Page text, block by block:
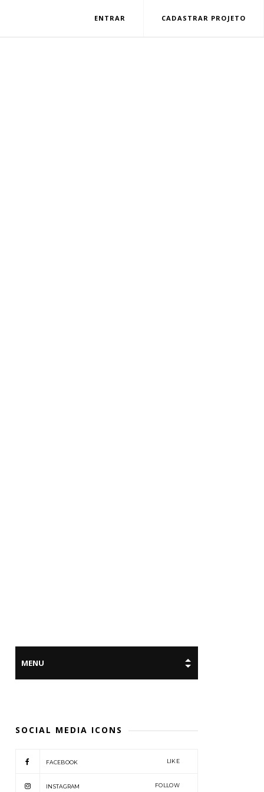
ENTRAR CADASTRAR PROJETO
SOCIAL MEDIA ICONS
FACEBOOK LIKE
INSTAGRAM FOLLOW